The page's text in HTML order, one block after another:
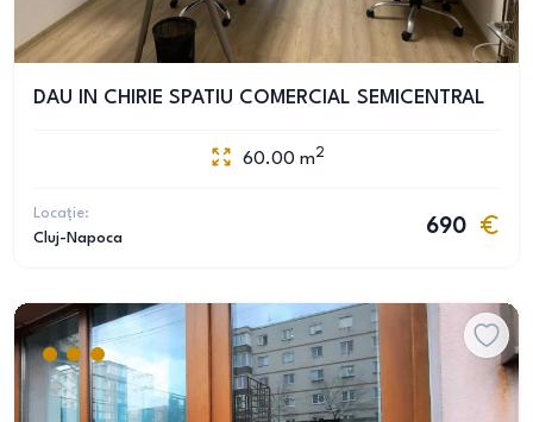
DAU IN CHIRIE SPATIU COMERCIAL SEMICENTRAL
60.00 m2
Locație:
Cluj-Napoca
690